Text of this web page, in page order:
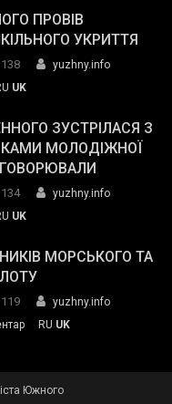
органів:
«Наш
спільний
окупанти.
Маємо
діяти
команда
ДСНС
власноруч
пожежу
у
ПРОВІВ
УКРИТТЯ
138
yuzhny.info
UK
ЗУСТРІЛАСЯ З
МОЛОДІЖНОЇ
134
yuzhny.info
UK
МОРСЬКОГО ТА
119
yuzhny.info
on
RU UK
Южного